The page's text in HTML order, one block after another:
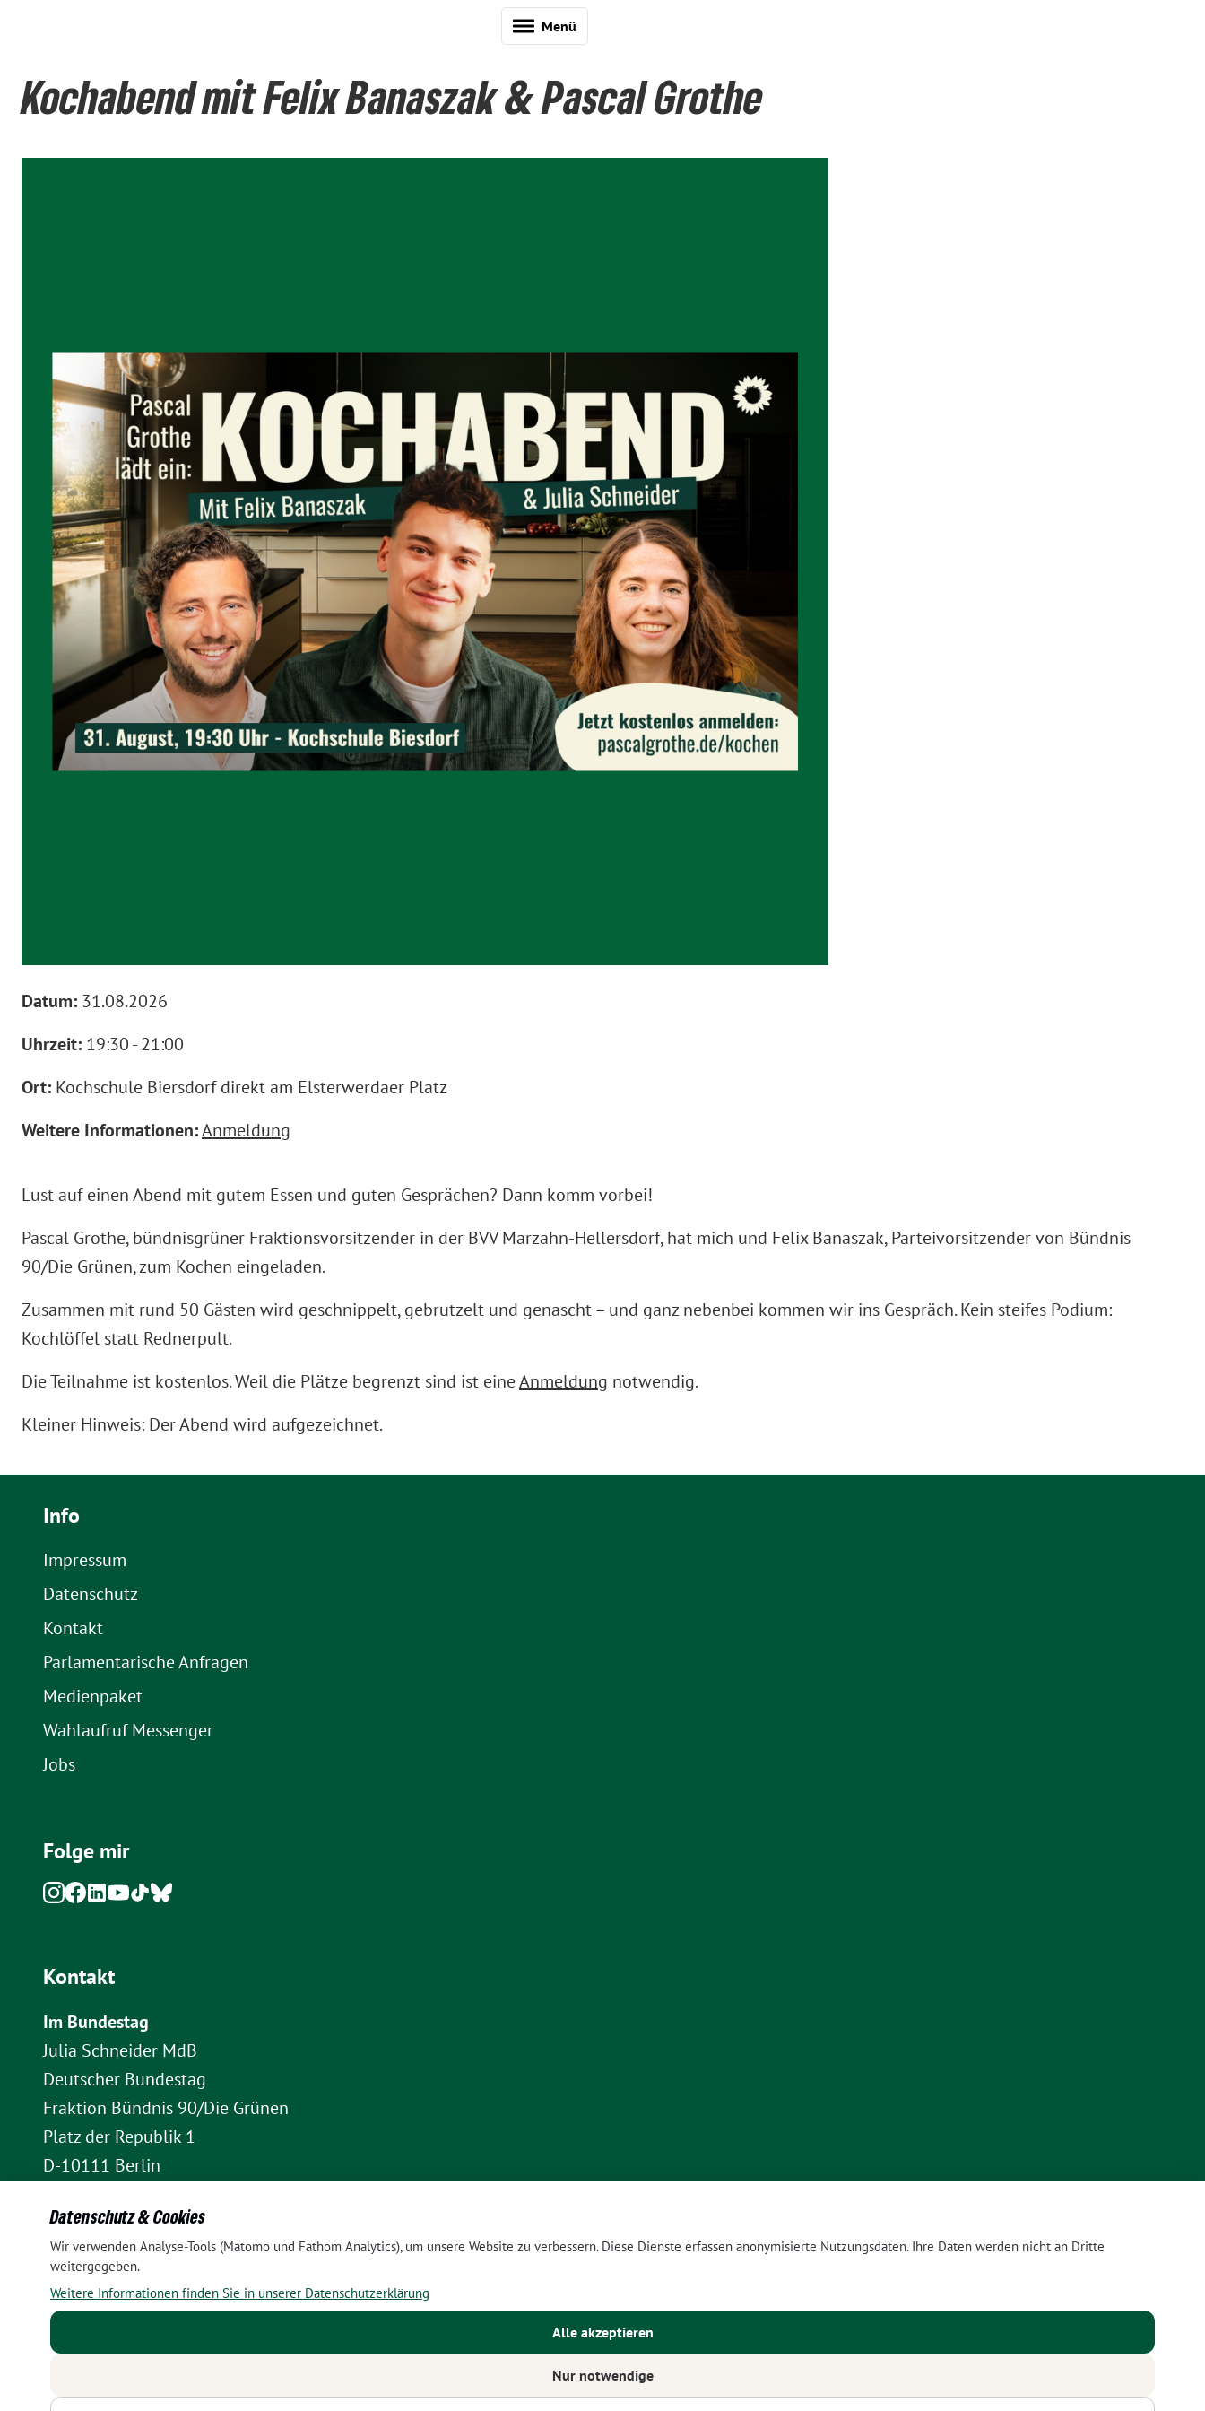
Menü
Kochabend mit Felix Banaszak & Pascal Grothe
Datum: 31.08.2026
Uhrzeit: 19:30 - 21:00
Ort: Kochschule Biersdorf direkt am Elsterwerdaer Platz
Weitere Informationen:Anmeldung
Lust auf einen Abend mit gutem Essen und guten Gesprächen? Dann komm vorbei!
Pascal Grothe, bündnisgrüner Fraktionsvorsitzender in der BVV Marzahn-Hellersdorf, hat mich und Felix Banaszak, Parteivorsitzender von Bündnis
90/Die Grünen, zum Kochen eingeladen.
Zusammen mit rund 50 Gästen wird geschnippelt, gebrutzelt und genascht – und ganz nebenbei kommen wir ins Gespräch. Kein steifes Podium:
Kochlöffel statt Rednerpult.
Die Teilnahme ist kostenlos. Weil die Plätze begrenzt sind ist eineAnmeldung notwendig.
Kleiner Hinweis: Der Abend wird aufgezeichnet.
Info
Impressum
Datenschutz
Kontakt
Parlamentarische Anfragen
Medienpaket
Wahlaufruf Messenger
Jobs
Folge mir
Kontakt
Im Bundestag
Julia Schneider MdB
Deutscher Bundestag
Fraktion Bündnis 90/Die Grünen
Platz der Republik 1
D-10111 Berlin
Telefon: +49 30 227 70907
Im Wahlkreis Pankow
Wahlkreisbüro Julia Schneider
Pappelallee 84
10437 Berlin
Datenschutz & Cookies
Wir verwenden Analyse-Tools (Matomo und Fathom Analytics), um unsere Website zu verbessern. Diese Dienste erfassen anonymisierte Nutzungsdaten. Ihre Daten werden nicht an Dritte
weitergegeben.
Weitere Informationen finden Sie in unserer Datenschutzerklärung
Alle akzeptieren
Nur notwendige